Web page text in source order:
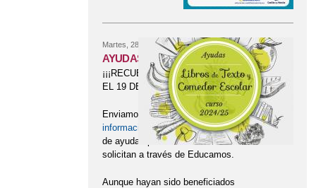
Martes, 28 Mayo, 2024
AYUDAS DE LIBROS
¡¡¡RECUERDA!!! PLAZO HASTA
EL 19 DE JUNIO.
Enviamos hace unas semanas la
información
sobre la convocatoria
de ayudas para libros de texto. Se
solicitan a través de Educamos.
Aunque hayan sido beneficiados